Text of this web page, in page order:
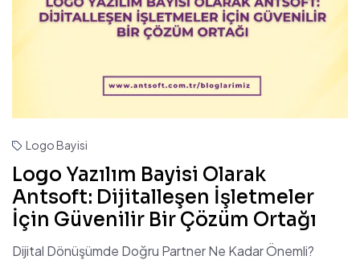
Logo Bayisi
Logo Yazılım Bayisi Olarak
Antsoft: Dijitalleşen İşletmeler
İçin Güvenilir Bir Çözüm Ortağı
Dijital Dönüşümde Doğru Partner Ne Kadar Önemli?